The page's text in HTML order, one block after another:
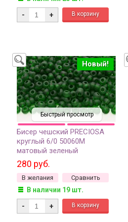
- +
Быстрый просмотр
Новый!
Бисер чешский PRECIOSA
круглый 6/0 50060М
матовый зеленый
прозрачный, 50г
280 руб.
В желания Сравнить
В наличии 19 шт.
- +